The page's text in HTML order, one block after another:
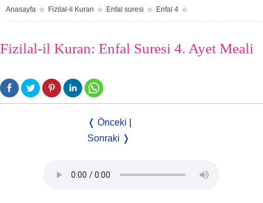
Anasayfa Fizilal-il Kuran Enfal suresi Enfal 4
Fizilal-il Kuran: Enfal Suresi 4. Ayet Meali
❬ Önceki
Sonraki ❭